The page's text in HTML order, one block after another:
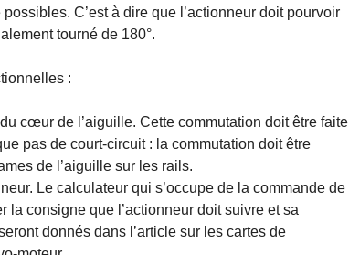
C’est à dire que l’actionneur doit pourvoir
tourné de 180°.
:
cœur de l’aiguille. Cette commutation doit être faite
pas de court-circuit : la commutation doit être
de l’aiguille sur les rails.
Le calculateur qui s’occupe de la commande de
la consigne que l’actionneur doit suivre et sa
donnés dans l’article sur les cartes de